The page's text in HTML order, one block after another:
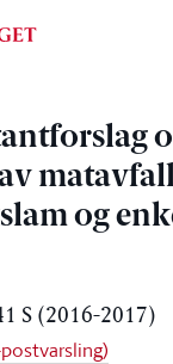
og
S (2016-2017)